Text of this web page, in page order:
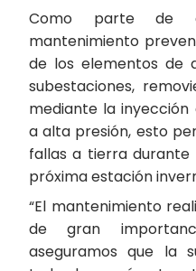
Como parte de
mantenimiento
de los elementos de
subestaciones,
mediante la inyección
a alta presión, esto
fallas a tierra durante
próxima estación
“El mantenimiento
de gran
aseguramos que la